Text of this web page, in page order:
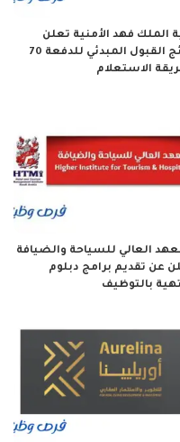
الملك فهد الأمنية تعلن
نتائج القبول المبدئي للدفعة 70
الاستعلام
العالي للسياحة والضيافة
عن تقديم برامج دبلوم
بالتوظيف